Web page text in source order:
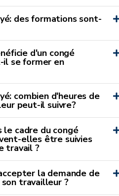
des formations sont-
d'un congé
il se former en
combien d'heures de
peut-il suivre?
le cadre du congé
elles être suivies
travail ?
la demande de
travailleur ?